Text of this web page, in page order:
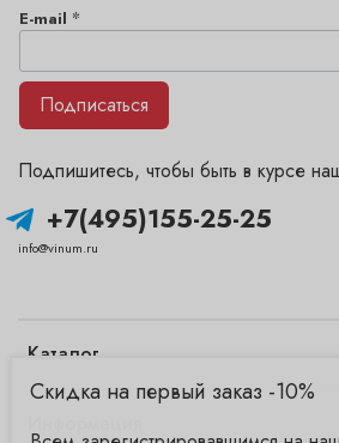
Каталог
+7(495)155-25-25
info@vinum.ru
Подпишитесь, чтобы быть в курсе
E-mail *
Подписаться
Скидка на первый заказ -10%